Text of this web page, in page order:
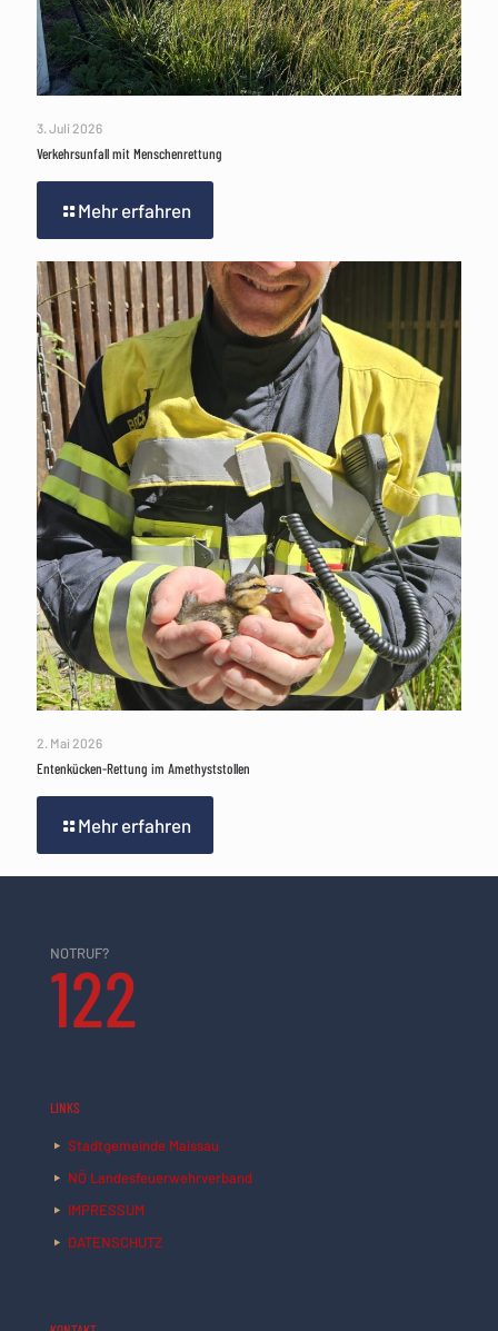
3. Juli 2026
Verkehrsunfall mit Menschenrettung
Mehr erfahren
2. Mai 2026
Entenkücken-Rettung im Amethyststollen
Mehr erfahren
NOTRUF?
122
LINKS
Stadtgemeinde Maissau
NÖ Landesfeuerwehrverband
IMPRESSUM
DATENSCHUTZ